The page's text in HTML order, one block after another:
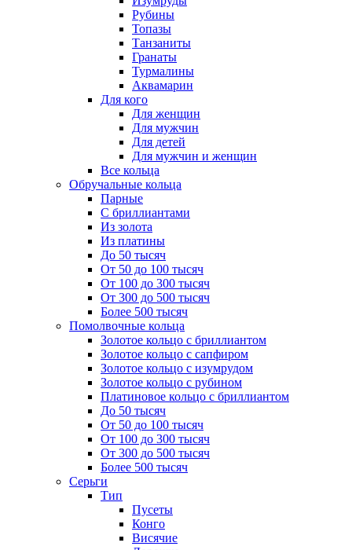
Рубины
Топазы
Танзаниты
Гранаты
Турмалины
Аквамарин
Для кого
Для женщин
Для мужчин
Для детей
Для мужчин и женщин
Все кольца
Обручальные кольца
Парные
С бриллиантами
Из золота
Из платины
До 50 тысяч
От 50 до 100 тысяч
От 100 до 300 тысяч
От 300 до 500 тысяч
Более 500 тысяч
Помолвочные кольца
Золотое кольцо с бриллиантом
Золотое кольцо с сапфиром
Золотое кольцо с изумрудом
Золотое кольцо с рубином
Платиновое кольцо с бриллиантом
До 50 тысяч
От 50 до 100 тысяч
От 100 до 300 тысяч
От 300 до 500 тысяч
Более 500 тысяч
Серьги
Тип
Пусеты
Конго
Висячие